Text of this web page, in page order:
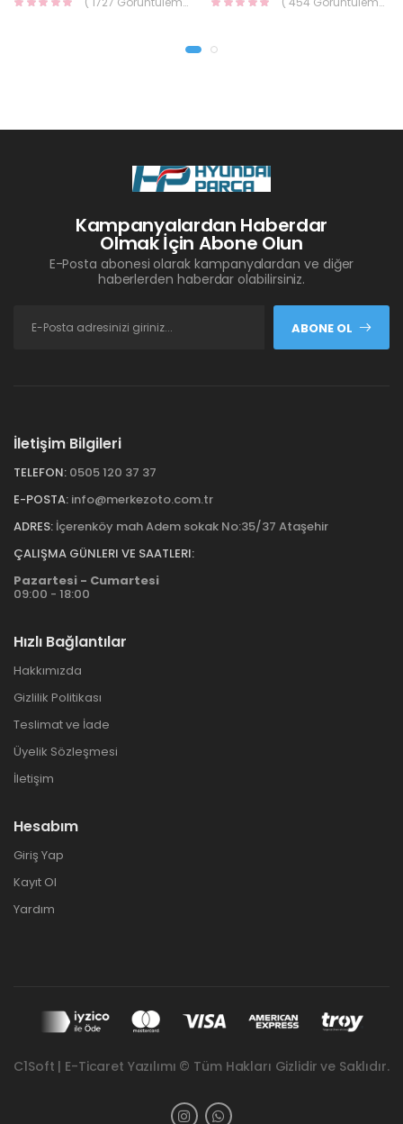
Kampanyalardan Haberdar
Olmak İçin Abone Olun
E-Posta abonesi olarak kampanyalardan ve diğer
haberlerden haberdar olabilirsiniz.
ABONE OL
İletişim Bilgileri
TELEFON: 0505 120 37 37
E-POSTA: info@merkezoto.com.tr
ADRES: İçerenköy mah Adem sokak No:35/37 Ataşehir
ÇALIŞMA GÜNLERI VE SAATLERI:
Pazartesi - Cumartesi
09:00 - 18:00
Hızlı Bağlantılar
Hakkımızda
Gizlilik Politikası
Teslimat ve İade
Üyelik Sözleşmesi
İletişim
Hesabım
Giriş Yap
Kayıt Ol
Yardım
C1Soft | E-Ticaret Yazılımı © Tüm Hakları Gizlidir ve Saklıdır.